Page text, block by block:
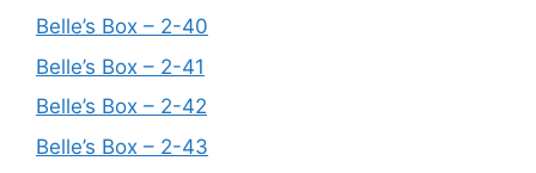
Belle’s Box – 2-40
Belle’s Box – 2-41
Belle’s Box – 2-42
Belle’s Box – 2-43